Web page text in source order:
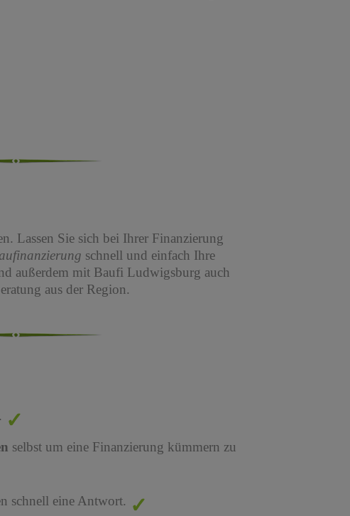
Lassen Sie sich bei Ihrer Finanzierung
schnell und einfach Ihre
außerdem mit Baufi Ludwigsburg auch
aus der Region.
selbst um eine Finanzierung kümmern zu
schnell eine Antwort.